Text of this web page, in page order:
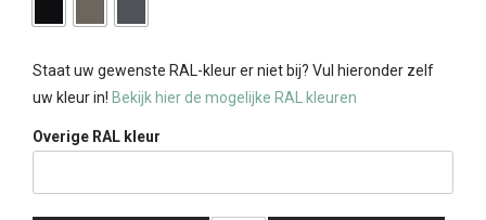
Staat uw gewenste RAL-kleur er niet bij? Vul hieronder zelf
uw kleur in! Bekijk hier de mogelijke RAL kleuren
Overige RAL kleur